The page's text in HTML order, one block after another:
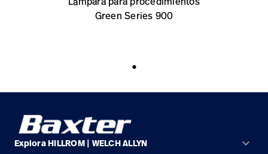
Green Series 900
Explora HILLROM | WELCH ALLYN keyboard_arrow_down